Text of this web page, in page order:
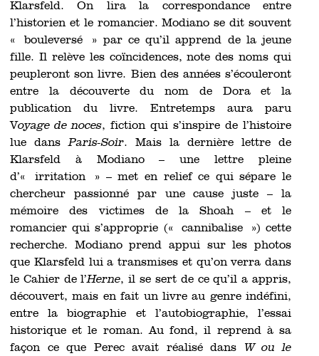
Klarsfeld. On lira la correspondance entre
l’historien et le romancier. Modiano se dit souvent
« bouleversé » par ce qu’il apprend de la jeune
fille. Il relève les coïncidences, note des noms qui
peupleront son livre. Bien des années s’écouleront
entre la découverte du nom de Dora et la
publication du livre. Entretemps aura paru
Voyage de noces, fiction qui s’inspire de l’histoire
lue dansParis-Soir. Mais la dernière lettre de
Klarsfeld à Modiano – une lettre pleine
d’« irritation » – met en relief ce qui sépare le
chercheur passionné par une cause juste – la
mémoire des victimes de la Shoah – et le
romancier qui s’approprie (« cannibalise ») cette
recherche. Modiano prend appui sur les photos
que Klarsfeld lui a transmises et qu’on verra dans
le Cahier de l’Herne, il se sert de ce qu’il a appris,
découvert, mais en fait un livre au genre indéfini,
entre la biographie et l’autobiographie, l’essai
historique et le roman. Au fond, il reprend à sa
façon ce que Perec avait réalisé dans
W ou le